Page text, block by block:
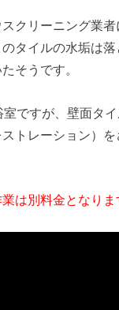
クリーニング業者
タイルの水垢は
そうです。
ですが、壁面タ
トレーション）を
は別料金となりま